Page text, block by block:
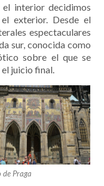
el interior decidimos
exterior. Desde el
espectaculares
sur, conocida como
sobre el que se
el juicio final.
de Praga